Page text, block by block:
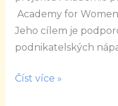
Academy for
Jeho cílem je
podnikatelských
Číst více »